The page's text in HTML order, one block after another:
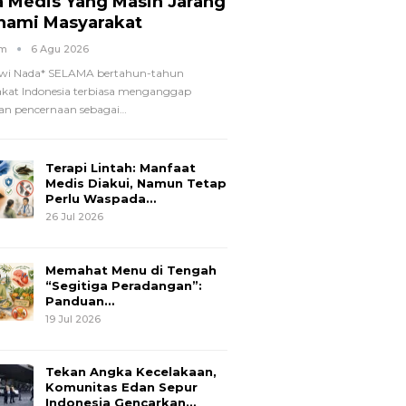
Masyarakat
6 Agu 2026
Nada* SELAMA bertahun-tahun
Indonesia terbiasa menganggap
pencernaan sebagai…
Terapi Lintah: Manfaat
Medis Diakui, Namun Tetap
Perlu Waspada…
26 Jul 2026
Memahat Menu di Tengah
“Segitiga Peradangan”:
Panduan…
19 Jul 2026
Tekan Angka Kecelakaan,
Komunitas Edan Sepur
Indonesia Gencarkan…